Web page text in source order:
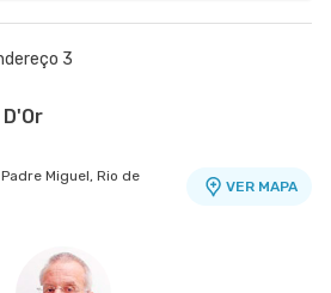
3
Miguel, Rio de
VER MAPA
Lojas A e B -
Grande, Rio de